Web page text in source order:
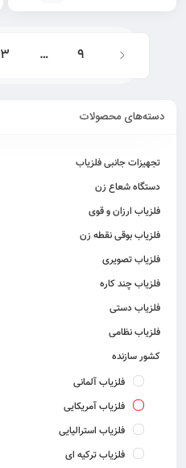
3 … 9
دسته‌های محصولات
تجهیزات جانبی فلزیاب
دستگاه شعاع زن
فلزیاب ارزان و قوی
فلزیاب بوقی نقطه زن
فلزیاب تصویری
فلزیاب چند کاره
فلزیاب دستی
فلزیاب نظامی
کشور سازنده
فلزیاب آلمانی
فلزیاب آمریکایی
فلزیاب استرالیایی
فلزیاب ترکیه ای